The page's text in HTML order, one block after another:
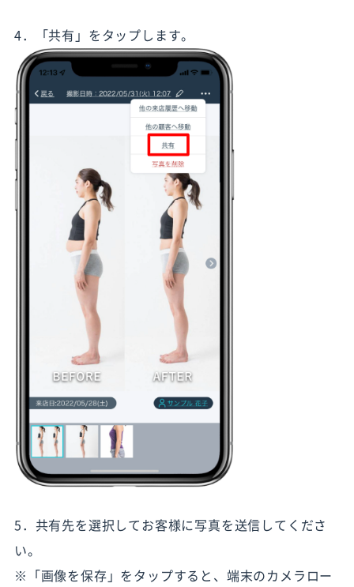
4．「共有」をタップします。
5．共有先を選択してお客様に写真を送信してくださ
い。
※「画像を保存」をタップすると、端末のカメラロー